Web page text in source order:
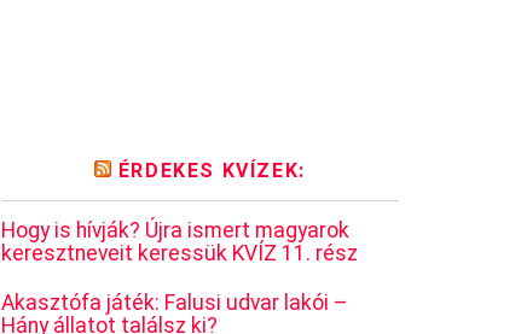
ÉRDEKES KVÍZEK:
Hogy is hívják? Újra ismert magyarok
keresztneveit keressük KVÍZ 11. rész
Akasztófa játék: Falusi udvar lakói –
Hány állatot találsz ki?